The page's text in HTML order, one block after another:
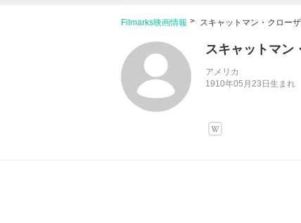
Filmarks映画情報 スキャットマン・クロー
スキャットマン
アメリカ
1910年05月23日生まれ